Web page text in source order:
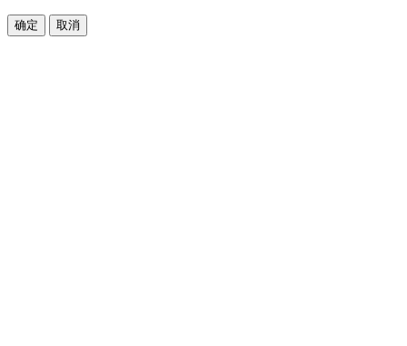
确定 取消